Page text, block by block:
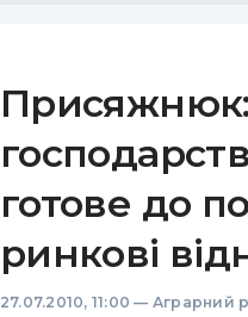
Присяжнюк:
готове до
ринкові
27.07.2010, 11:00 — Аграрний